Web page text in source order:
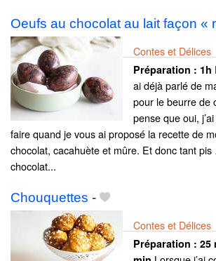
Oeufs au chocolat au lait façon «
Contes et Délices
Préparation : 1h
ai déjà parlé de
pour le beurre de
pense que oui,
faire quand je vous ai proposé la recette de
chocolat, cacahuète et mûre. Et donc tant pis
chocolat...
Chouquettes -
Contes et Délices
Préparation : 25